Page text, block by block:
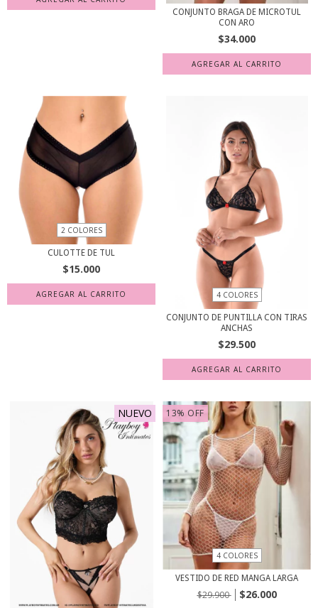
CONJUNTO BRAGA DE MICROTUL
CON ARO
$34.000
AGREGAR AL CARRITO
2 COLORES
CULOTTE DE TUL
$15.000
AGREGAR AL CARRITO 4 COLORES
CONJUNTO DE PUNTILLA CON TIRAS
ANCHAS
$29.500
AGREGAR AL CARRITO
NUEVO 13% OFF
4 COLORES
VESTIDO DE RED MANGA LARGA
$29.900 $26.000